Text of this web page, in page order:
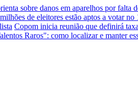
sobre danos em aparelhos por falta
de eleitores estão aptos a votar no
Copom inicia reunião que definirá
Raros": como localizar e manter